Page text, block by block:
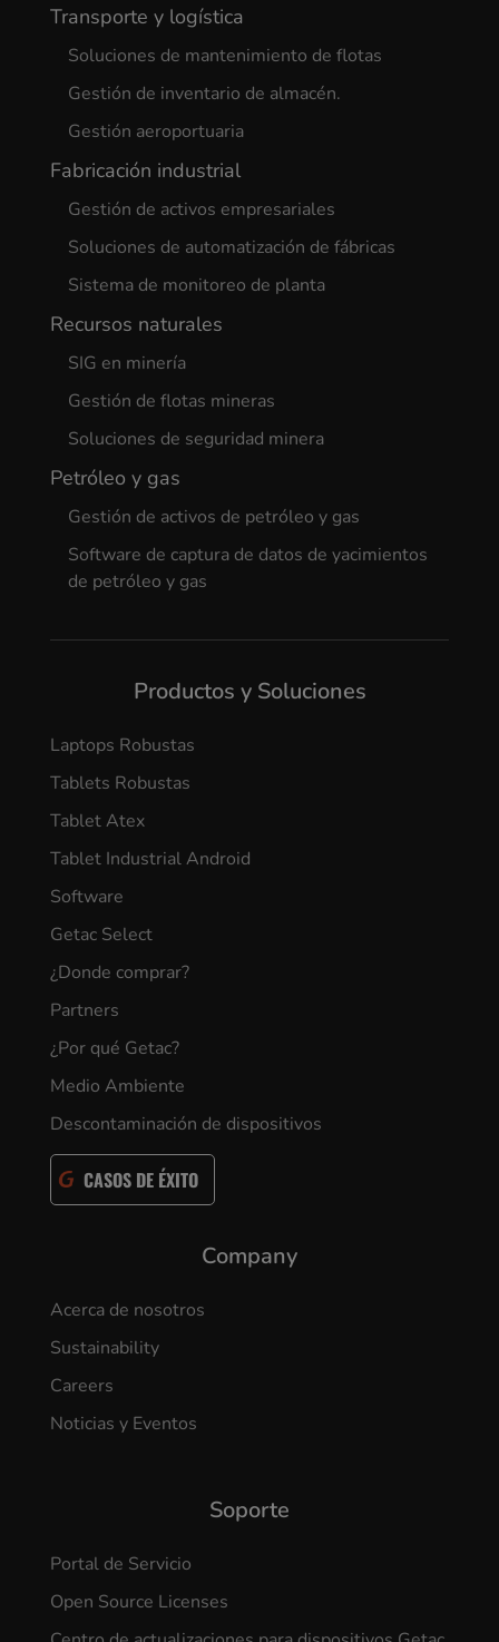
Transporte y logística
Soluciones de mantenimiento de flotas
Gestión de inventario de almacén.
Gestión aeroportuaria
Fabricación industrial
Gestión de activos empresariales
Soluciones de automatización de fábricas
Sistema de monitoreo de planta
Recursos naturales
SIG en minería
Gestión de flotas mineras
Soluciones de seguridad minera
Petróleo y gas
Gestión de activos de petróleo y gas
Software de captura de datos de yacimientos
de petróleo y gas
Productos y Soluciones
Laptops Robustas
Tablets Robustas
Tablet Atex
Tablet Industrial Android
Software
Getac Select
¿Donde comprar?
Partners
¿Por qué Getac?
Medio Ambiente
Descontaminación de dispositivos
CASOS DE ÉXITO
Company
Acerca de nosotros
Sustainability
Careers
Noticias y Eventos
Soporte
Portal de Servicio
Open Source Licenses